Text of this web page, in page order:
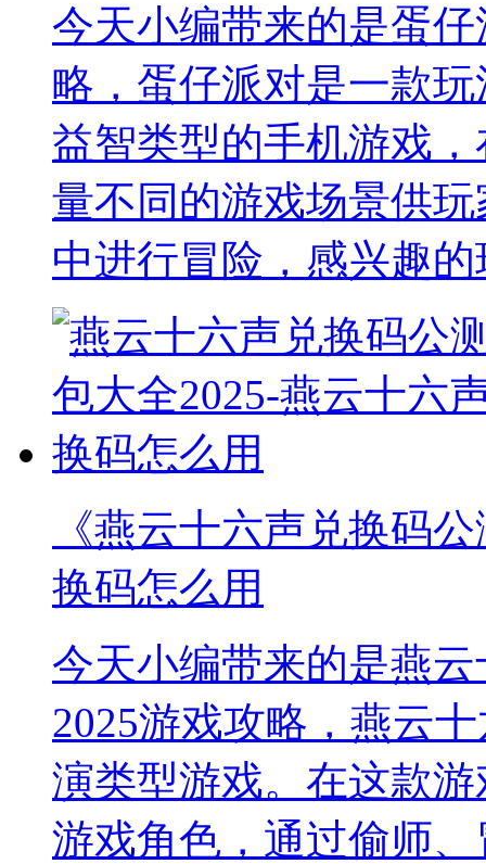
今天小编带来的是蛋
略，蛋仔派对是一款
益智类型的手机游戏
量不同的游戏场景供
中进行冒险，感兴趣
《燕云十六声兑换码
换码怎么用
今天小编带来的是燕
2025游戏攻略，燕云
演类型游戏。在这款
游戏角色，通过偷师